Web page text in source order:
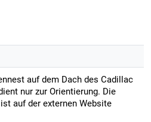
auf dem Dach des Cadillac
nur zur Orientierung. Die
auf der externen Website